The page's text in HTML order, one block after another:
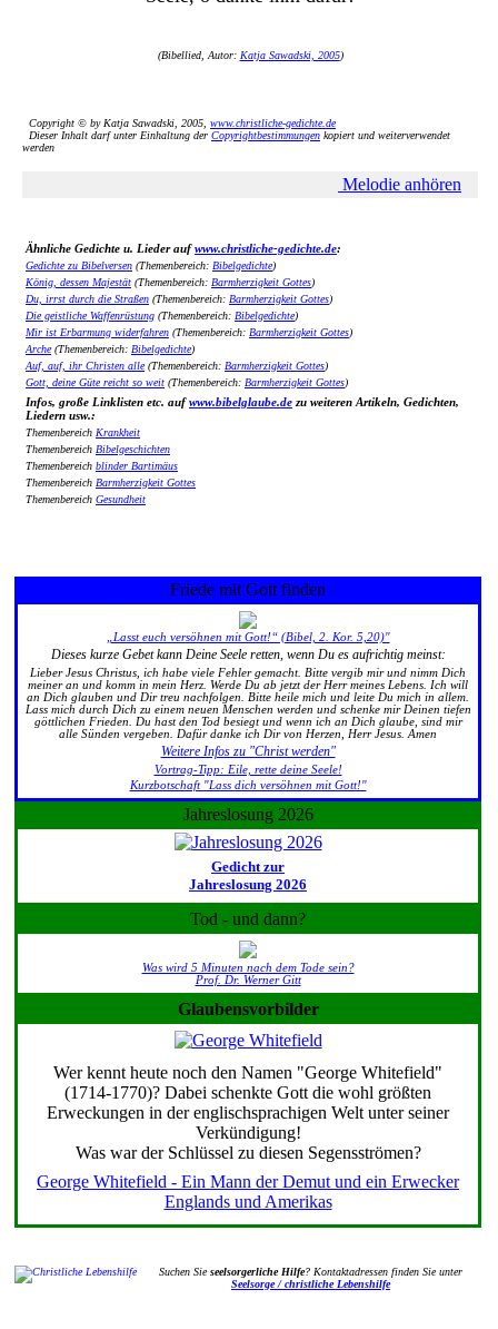
(Bibellied, Autor: Katja Sawadski, 2005)
Copyright © by Katja Sawadski, 2005, www.christliche-gedichte.de
Dieser Inhalt darf unter Einhaltung der Copyrightbestimmungen kopiert und weiterverwendet
werden
Melodie anhören
Ähnliche Gedichte u. Lieder aufwww.christliche-gedichte.de:
Gedichte zu Bibelversen (Themenbereich: Bibelgedichte)
König, dessen Majestät (Themenbereich: Barmherzigkeit Gottes)
Du, irrst durch die Straßen (Themenbereich: Barmherzigkeit Gottes)
Die geistliche Waffenrüstung (Themenbereich: Bibelgedichte)
Mir ist Erbarmung widerfahren (Themenbereich: Barmherzigkeit Gottes)
Arche(Themenbereich: Bibelgedichte)
Auf, auf, ihr Christen alle(Themenbereich: Barmherzigkeit Gottes)
Gott, deine Güte reicht so weit (Themenbereich: Barmherzigkeit Gottes)
Infos, große Linklisten etc. aufwww.bibelglaube.de zu weiteren Artikeln, Gedichten,
Liedern usw.:
Themenbereich Krankheit
Themenbereich Bibelgeschichten
Themenbereich blinder Bartimäus
Themenbereich Barmherzigkeit Gottes
Themenbereich Gesundheit
Friede mit Gott finden
„Lasst euch versöhnen mit Gott!“ (Bibel, 2. Kor. 5,20)"
Dieses kurze Gebet kann Deine Seele retten, wenn Du es aufrichtig meinst:
Lieber Jesus Christus, ich habe viele Fehler gemacht. Bitte vergib mir und nimm Dich
meiner an und komm in mein Herz. Werde Du ab jetzt der Herr meines Lebens. Ich will
an Dich glauben und Dir treu nachfolgen. Bitte heile mich und leite Du mich in allem.
Lass mich durch Dich zu einem neuen Menschen werden und schenke mir Deinen tiefen
göttlichen Frieden. Du hast den Tod besiegt und wenn ich an Dich glaube, sind mir
alle Sünden vergeben. Dafür danke ich Dir von Herzen, Herr Jesus. Amen
Weitere Infos zu "Christ werden"
Vortrag-Tipp: Eile, rette deine Seele!
Kurzbotschaft "Lass dich versöhnen mit Gott!"
Jahreslosung 2026
Gedicht zur
Jahreslosung 2026
Tod - und dann?
Was wird 5 Minuten nach dem Tode sein?
Prof. Dr. Werner Gitt
Glaubensvorbilder
Wer kennt heute noch den Namen "George Whitefield"
(1714-1770)? Dabei schenkte Gott die wohl größten
Erweckungen in der englischsprachigen Welt unter seiner
Verkündigung!
Was war der Schlüssel zu diesen Segensströmen?
George Whitefield - Ein Mann der Demut und ein Erwecker
Englands und Amerikas
Suchen Sieseelsorgerliche Hilfe? Kontaktadressen finden Sie unter
Seelsorge / christliche Lebenshilfe